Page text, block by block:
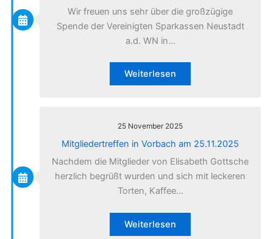
Wir freuen uns sehr über die großzügige
Spende der Vereinigten Sparkassen Neustadt
a.d. WN in…
Weiterlesen
25 November 2025
Mitgliedertreffen in Vorbach am 25.11.2025
Nachdem die Mitglieder von Elisabeth Gottsche
herzlich begrüßt wurden und sich mit leckeren
Torten, Kaffee…
Weiterlesen